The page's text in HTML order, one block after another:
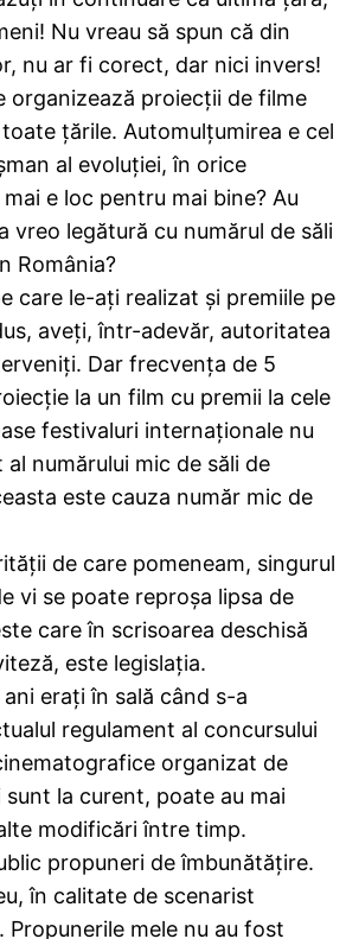
Nu vreau să spun că din
nu ar fi corect, dar nici invers!
organizează proiecții de filme
țările. Automulțumirea e cel
al evoluției, în orice
e loc pentru mai bine? Au
vreo legătură cu numărul de săli
România?
care le-ați realizat și premiile pe
aveți, într-adevăr, autoritatea
Dar frecvența de 5
la un film cu premii la cele
festivaluri internaționale nu
numărului mic de săli de
este cauza număr mic de
de care pomeneam, singurul
vi se poate reproșa lipsa de
care în scrisoarea deschisă
este legislația.
erați în sală când s-a
regulament al concursului
organizat de
sunt la curent, poate au mai
modificări între timp.
propuneri de îmbunătățire.
în calitate de scenarist
Propunerile mele nu au fost